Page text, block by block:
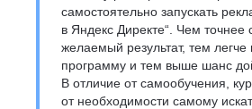
самостоятельно запускать
в Яндекс Директе“. Чем
желаемый результат, тем
программу и тем выше шанс
В отличие от самообучения,
от необходимости самому